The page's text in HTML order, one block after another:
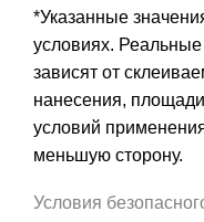
*Указанные
условиях. Реальные
зависят от
нанесения,
условий
меньшую сторону.
Условия